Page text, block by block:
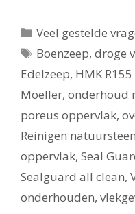
Categorieën
Veel gestelde
Tags
Boenzeep,droge
Edelzeep, HMK
Moeller, onderhoud
poreus oppervlak,
Reinigen natuursteen
oppervlak, Seal
Sealguard all clean,
onderhouden,